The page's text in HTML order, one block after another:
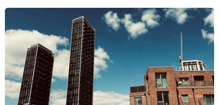
Luật Phát triển đô thị góp phần thể
chế hóa đổi mới mô hình phát triển
07/08/2026 06:55
Thu hồi 89 ha đất đấu giá chọn nhà
đầu tư công trình thành phố cảng